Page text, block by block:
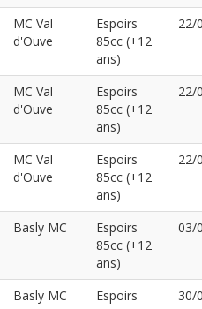
MC Val
d'Ouve
Espoirs
85cc (+12
ans)
22/
MC Val
d'Ouve
Espoirs
85cc (+12
ans)
22/
MC Val
d'Ouve
Espoirs
85cc (+12
ans)
22/
Basly MC
Espoirs
85cc (+12
ans)
03/
Basly MC
Espoirs
30/